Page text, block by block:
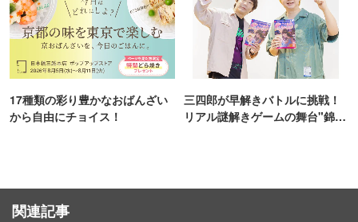
17種類の彩り豊かなおばんざい
から自由にチョイス！
三四郎が早解きバトルに挑戦！
リアル謎解きゲームの舞台"錦糸
関連記事